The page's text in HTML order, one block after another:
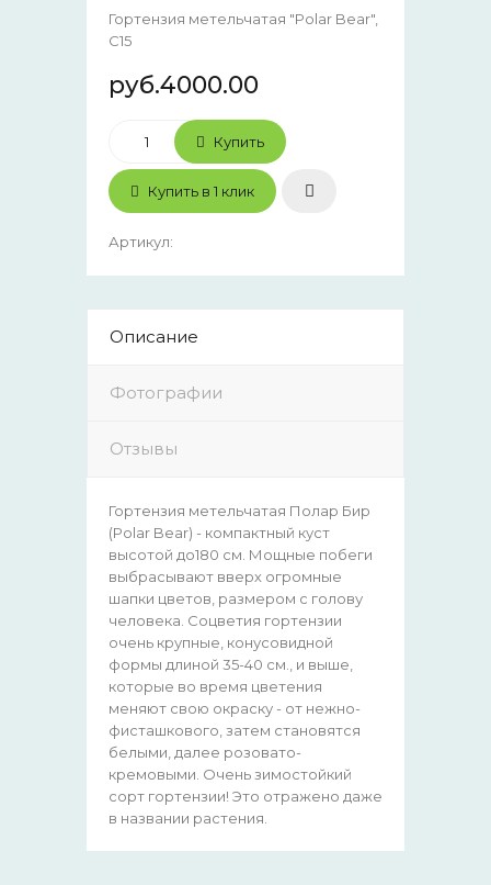
Гортензия метельчатая "Polar Bear",
С15
руб.4000.00
Купить
Купить в 1 клик
Артикул:
Описание
Фотографии
Отзывы
Гортензия метельчатая Полар Бир
(Polar Bear) - компактный куст
высотой до180 см. Мощные побеги
выбрасывают вверх огромные
шапки цветов, размером с голову
человека. Соцветия гортензии
очень крупные, конусовидной
формы длиной 35-40 см., и выше,
которые во время цветения
меняют свою окраску - от нежно-
фисташкового, затем становятся
белыми, далее розовато-
кремовыми. Очень зимостойкий
сорт гортензии! Это отражено даже
в названии растения.